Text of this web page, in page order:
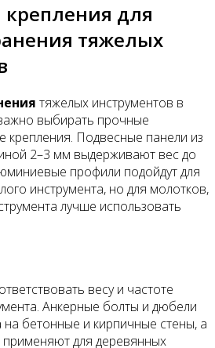
для
тяжелых
тяжелых инструментов в
выбирать прочные
крепления. Подвесные панели из
2–3 мм выдерживают вес до
профили подойдут для
инструмента, но для молотков,
лучше использовать
весу и частоте
Анкерные болты и дюбели
бетонные и кирпичные стены, а
для деревянных